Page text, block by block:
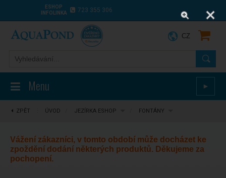
ESHOP
INFOLINKA
723 355 306
Menu ►
CZ
ZPĚT ÚVOD JEZÍRKA ESHOP FONTÁNY
Vážení zákazníci, v tomto období může docházet ke
zpoždění dodání některých produktů. Děkujeme za
pochopení.